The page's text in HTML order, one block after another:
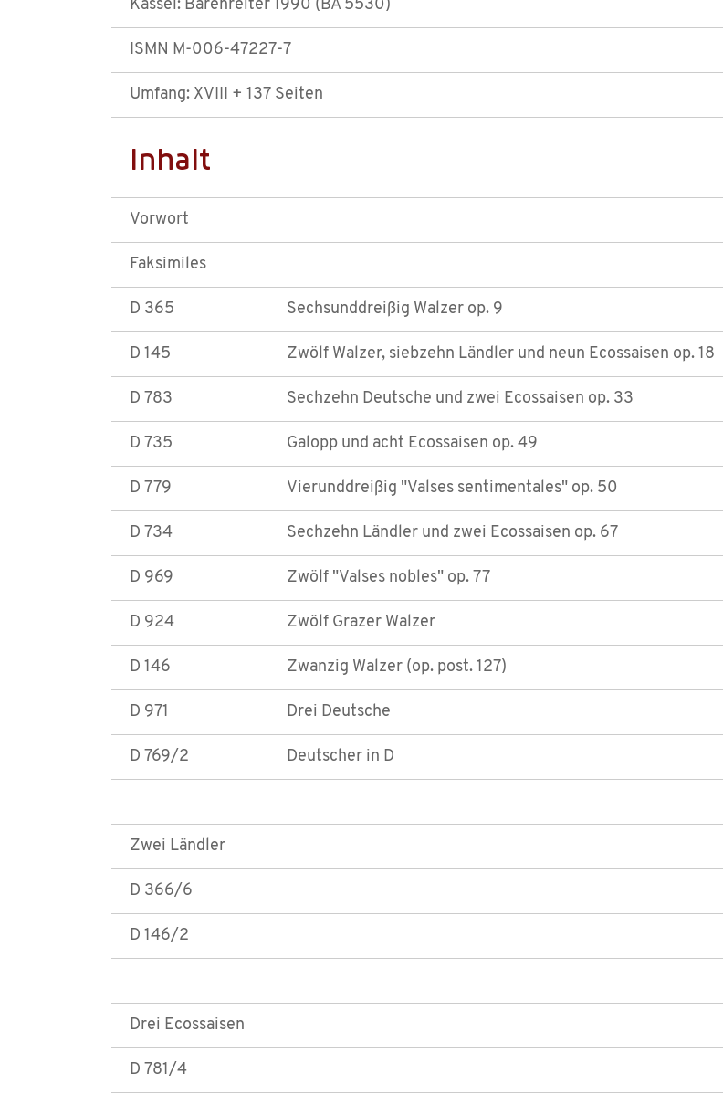
Kassel: Bärenreiter 1990 (BA 5530)
ISMN M-006-47227-7
Umfang: XVIII + 137 Seiten
Inhalt
Vorwort
Faksimiles
D 365 Sechsunddreißig Walzer op. 9
D 145 Zwölf Walzer, siebzehn Ländler und neun Ecossaisen op. 18
D 783 Sechzehn Deutsche und zwei Ecossaisen op. 33
D 735 Galopp und acht Ecossaisen op. 49
D 779 Vierunddreißig "Valses sentimentales" op. 50
D 734 Sechzehn Ländler und zwei Ecossaisen op. 67
D 969 Zwölf "Valses nobles" op. 77
D 924 Zwölf Grazer Walzer
D 146 Zwanzig Walzer (op. post. 127)
D 971 Drei Deutsche
D 769/2 Deutscher in D
Zwei Ländler
D 366/6
D 146/2
Drei Ecossaisen
D 781/4